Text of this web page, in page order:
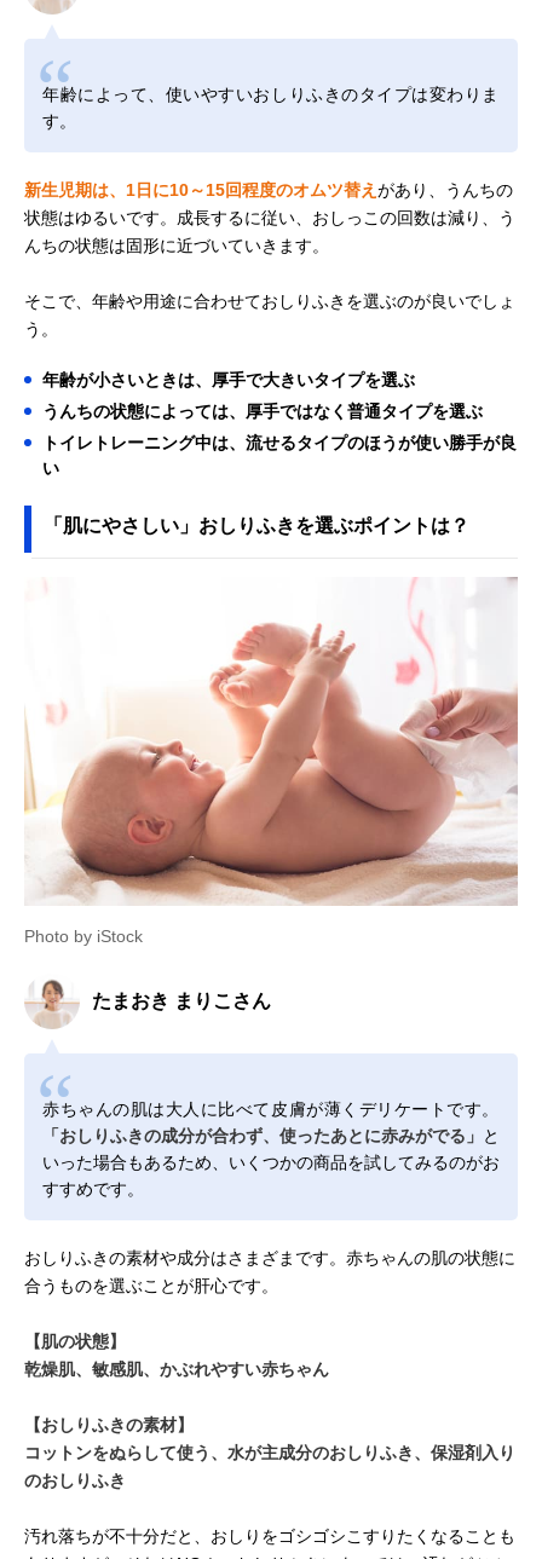
年齢によって、使いやすいおしりふきのタイプは変わりま
す。
新生児期は、1日に10～15回程度のオムツ替え があり、うんちの
状態はゆるいです。成長するに従い、おしっこの回数は減り、う
んちの状態は固形に近づいていきます。
そこで、年齢や用途に合わせておしりふきを選ぶのが良いでしょ
う。
年齢が小さいときは、厚手で大きいタイプを選ぶ
うんちの状態によっては、厚手ではなく普通タイプを選ぶ
トイレトレーニング中は、流せるタイプのほうが使い勝手が良
い
「肌にやさしい」おしりふきを選ぶポイントは？
Photo by iStock
たまおき まりこさん
赤ちゃんの肌は大人に比べて皮膚が薄くデリケートです。
「おしりふきの成分が合わず、使ったあとに赤みがでる」 と
いった場合もあるため、いくつかの商品を試してみるのがお
すすめです。
おしりふきの素材や成分はさまざまです。赤ちゃんの肌の状態に
合うものを選ぶことが肝心です。
【肌の状態】
乾燥肌、敏感肌、かぶれやすい赤ちゃん
【おしりふきの素材】
コットンをぬらして使う、水が主成分のおしりふき、保湿剤入り
のおしりふき
汚れ落ちが不十分だと、おしりをゴシゴシこすりたくなることも